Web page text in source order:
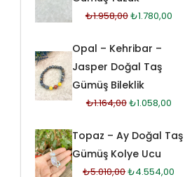
₺1.958,00₺1.780,00
Opal – Kehribar –
Jasper Doğal Taş
Gümüş Bileklik
₺1.164,00₺1.058,00
Topaz – Ay Doğal Taş
Gümüş Kolye Ucu
₺5.010,00₺4.554,00